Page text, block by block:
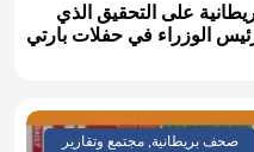
على التحقيق الذي
الوزراء في حفلات بارتي
صحف بريطانية, مجتمع وتقارير